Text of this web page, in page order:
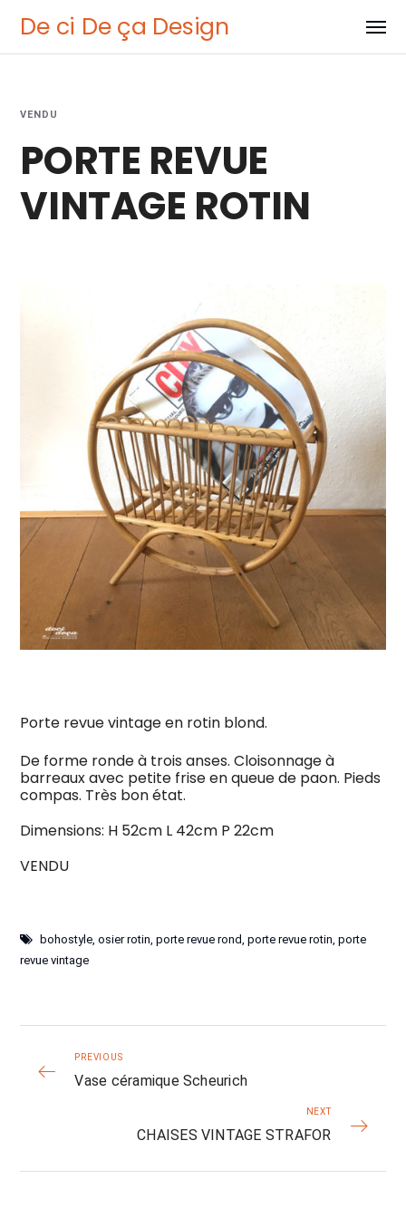
De ci De ça Design
VENDU
PORTE REVUE
VINTAGE ROTIN
Porte revue vintage en rotin blond.
De forme ronde à trois anses. Cloisonnage à
barreaux avec petite frise en queue de paon. Pieds
compas. Très bon état.
Dimensions: H 52cm L 42cm P 22cm
VENDU
bohostyle,osier rotin,porte revue rond,porte revue rotin,porte
revue vintage
PREVIOUS
Vase céramique Scheurich
NEXT
CHAISES VINTAGE STRAFOR